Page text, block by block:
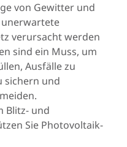
von Gewitter und
verursacht werden
sind ein Muss, um
Ausfälle zu
sichern und
Blitz- und
Sie Photovoltaik-